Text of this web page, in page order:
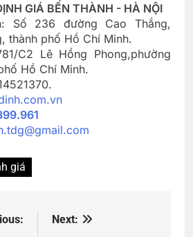
GIÁ BẾN THÀNH - HÀ NỘI
Số 236 đường Cao Thắng,
thành phố Hồ Chí Minh.
C2 Lê Hồng Phong,phường
Hồ Chí Minh.
giá
Next: